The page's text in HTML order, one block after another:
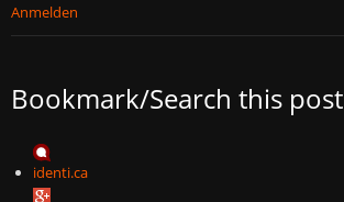
Anmelden
Bookmark/Search this post
identi.ca